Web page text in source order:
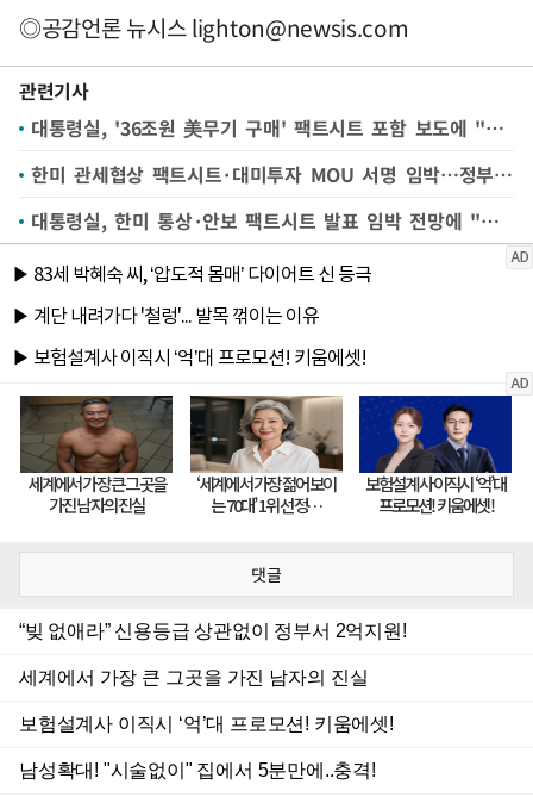
◎공감언론 뉴시스lighton@newsis.com
관련기사
대통령실, '36조원 美무기 구매' 팩트시트 포함 보도에 "종합 검토해 결정"
한미 관세협상 팩트시트·대미투자 MOU 서명 임박…정부 간 최종 조율
대통령실, 한미 통상·안보 팩트시트 발표 임박 전망에 "조금 더 지켜봐야"
댓글